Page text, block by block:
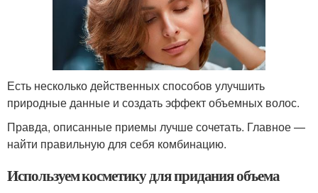
Есть несколько действенных способов улучшить
природные данные и создать эффект объемных волос.
Правда, описанные приемы лучше сочетать. Главное —
найти правильную для себя комбинацию.
Используем косметику для придания объема